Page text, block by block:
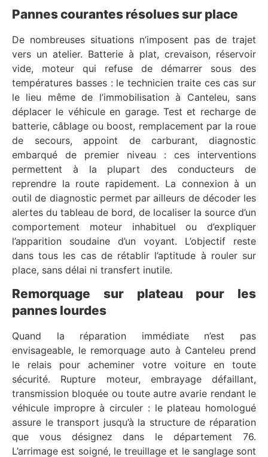
Pannes courantes résolues sur place
De nombreuses situations n’imposent pas de trajet
vers un atelier. Batterie à plat, crevaison, réservoir
vide, moteur qui refuse de démarrer sous des
températures basses : le technicien traite ces cas sur
le lieu même de l’immobilisation à Canteleu, sans
déplacer le véhicule en garage. Test et recharge de
batterie, câblage ou boost, remplacement par la roue
de secours, appoint de carburant, diagnostic
embarqué de premier niveau : ces interventions
permettent à la plupart des conducteurs de
reprendre la route rapidement. La connexion à un
outil de diagnostic permet par ailleurs de décoder les
alertes du tableau de bord, de localiser la source d’un
comportement moteur inhabituel ou d’expliquer
l’apparition soudaine d’un voyant. L’objectif reste
dans tous les cas de rétablir l’aptitude à rouler sur
place, sans délai ni transfert inutile.
Remorquage sur plateau pour les
pannes lourdes
Quand la réparation immédiate n’est pas
envisageable, le remorquage auto à Canteleu prend
le relais pour acheminer votre voiture en toute
sécurité. Rupture moteur, embrayage défaillant,
transmission bloquée ou toute autre avarie rendant le
véhicule impropre à circuler : le plateau homologué
assure le transport jusqu’à la structure de réparation
que vous désignez dans le département 76.
L’arrimage est soigné, le treuillage et le sanglage sont